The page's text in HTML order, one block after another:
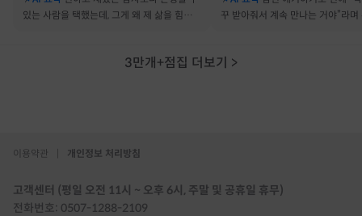
있는 사람을 택했는데, 그게 왜 제 삶을 힘들게
꾸 받아줘서 계속 만나는 거야”라며
3만개+점집 더보기 >
이용약관 개인정보 처리방침
고객센터 (평일 오전 11시 ~ 오후 6시, 주말 및 공휴일 휴무)
전화번호: 0507-1288-2109